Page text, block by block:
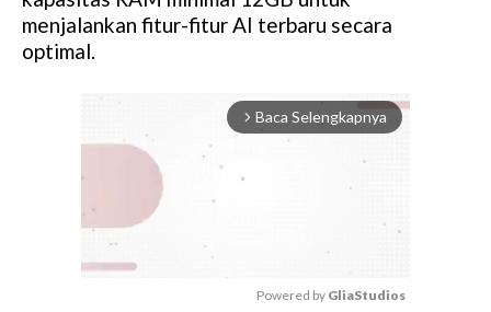
menjalankan fitur-fitur AI terbaru secara
optimal.
arrow_forward_ios Baca Selengkapnya
Powered by GliaStudios